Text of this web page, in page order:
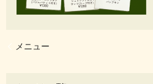
メニュー